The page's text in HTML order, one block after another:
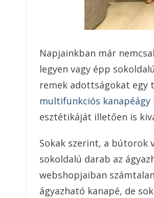
Napjainkban már
legyen vagy épp
remek adottságokat egy
multifunkciós kanapéágy
esztétikáját illetően is
Sokak szerint, a bútorok
sokoldalú darab az
webshopjaiban
ágyazható kanapé, de